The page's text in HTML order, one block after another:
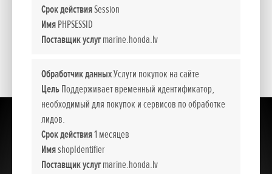
Срок действияSession
ИмяPHPSESSID
Поставщик услугmarine.honda.lv
Обработчик данныхУслуги покупок на сайте
ЦельПоддерживает временный идентификатор,
необходимый для покупок и сервисов по обработке
лидов.
Срок действия1 месяцев
ИмяshopIdentifier
Поставщик услугmarine.honda.lv
скоростях. К корпусу прилагаются подходящие для
четырехтактного мотора расположенные на задней
стороне надувного днища подушки, которые улучшают